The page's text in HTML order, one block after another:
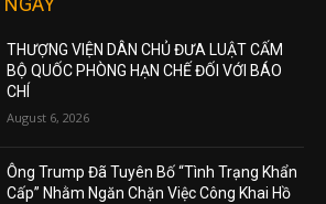
THƯỢNG VIỆN DÂN CHỦ ĐƯA LUẬT CẤM
BỘ QUỐC PHÒNG HẠN CHẾ ĐỐI VỚI BÁO
CHÍ
August 6, 2026
Ông Trump Đã Tuyên Bố “Tình Trạng Khẩn
Cấp” Nhằm Ngăn Chặn Việc Công Khai Hồ